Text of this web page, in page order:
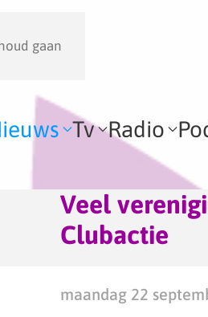
gaan
Tv Radio
Veel
Clubactie
maandag 22